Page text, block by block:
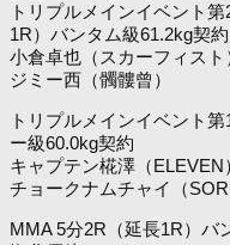
トリプルメインイベント
1R）バンタム級61.2kg契約
小倉卓也（スカーフィスト
ジミー西（髑髏曾）
トリプルメインイベント
ー級60.0kg契約
キャプテン椛澤（ELEVEN
チョークナムチャイ（
MMA 5分2R（延長1R）バ